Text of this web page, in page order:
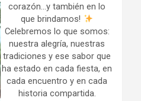
corazón…y también en lo
que brindamos!
Celebremos lo que somos:
nuestra alegría, nuestras
tradiciones y ese sabor que
ha estado en cada fiesta, en
cada encuentro y en cada
historia compartida.